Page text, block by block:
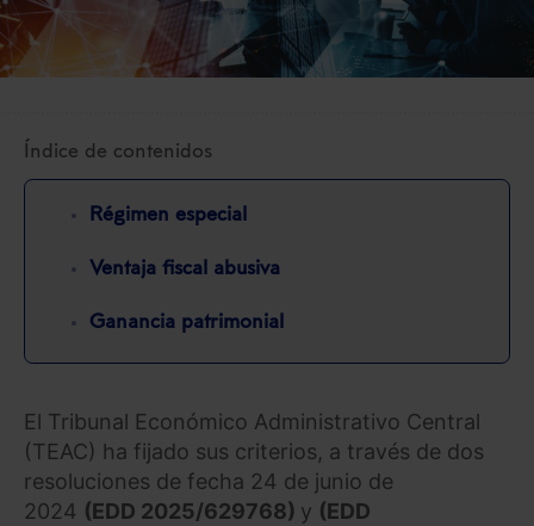
Índice de contenidos
Régimen especial
Ventaja fiscal abusiva
Ganancia patrimonial
El Tribunal Económico Administrativo Central
(TEAC) ha fijado sus criterios, a través de dos
resoluciones de fecha 24 de junio de
2024 (EDD 2025/629768) y (EDD